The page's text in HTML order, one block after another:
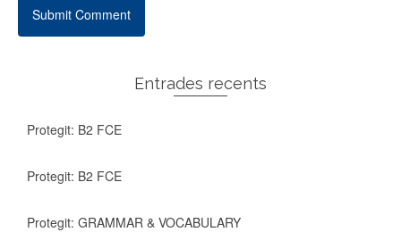
Entrades recents
Protegit: B2 FCE
Protegit: B2 FCE
Protegit: GRAMMAR & VOCABULARY